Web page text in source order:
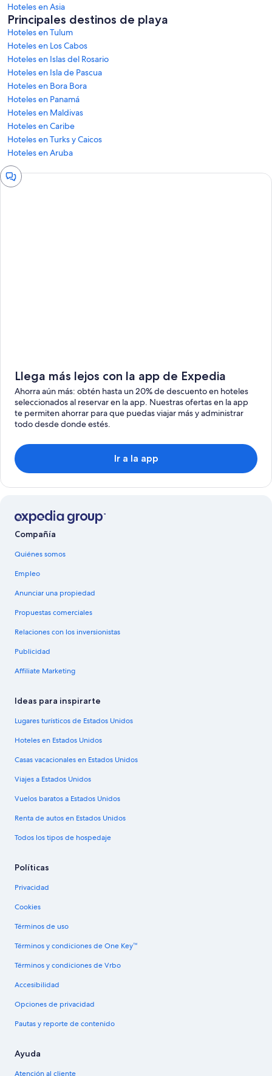
Hoteles en Asia
Principales destinos de playa
Hoteles en Tulum
Hoteles en Los Cabos
Hoteles en Islas del Rosario
Hoteles en Isla de Pascua
Hoteles en Bora Bora
Hoteles en Panamá
Hoteles en Maldivas
Hoteles en Caribe
Hoteles en Turks y Caicos
Hoteles en Aruba
Ventana
de
Llega más lejos con la app de Expedia
Ahorra aún más: obtén hasta un 20% de descuento en hoteles
seleccionados al reservar en la app. Nuestras ofertas en la app
te permiten ahorrar para que puedas viajar más y administrar
todo desde donde estés.
Ir a la app
Compañía
Quiénes somos
Empleo
Anunciar una propiedad
Propuestas comerciales
Relaciones con los inversionistas
Publicidad
Affiliate Marketing
Ideas para inspirarte
Lugares turísticos de Estados Unidos
Hoteles en Estados Unidos
Casas vacacionales en Estados Unidos
Viajes a Estados Unidos
Vuelos baratos a Estados Unidos
Renta de autos en Estados Unidos
Todos los tipos de hospedaje
Políticas
Privacidad
Cookies
Términos de uso
Términos y condiciones de One Key™
Términos y condiciones de Vrbo
Accesibilidad
Opciones de privacidad
Pautas y reporte de contenido
Ayuda
Atención al cliente